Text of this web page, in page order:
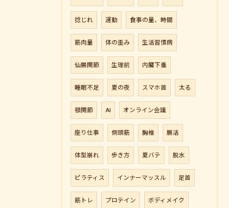
捻じれ 運動 食事の量、時間
筋肉量 体の歪み 生活習慣病
仙腸関節 生理前 内臓下垂
睡眠不足 夏の夜 スマホ首 太る
顎関節 AI オンライン会議
座り仕事 側頭筋 胸椎 腸活
体型崩れ 歩き方 夏バテ 脱水
ピラティス インナーマッスル 足首
筋トレ プロテイン ボディメイク